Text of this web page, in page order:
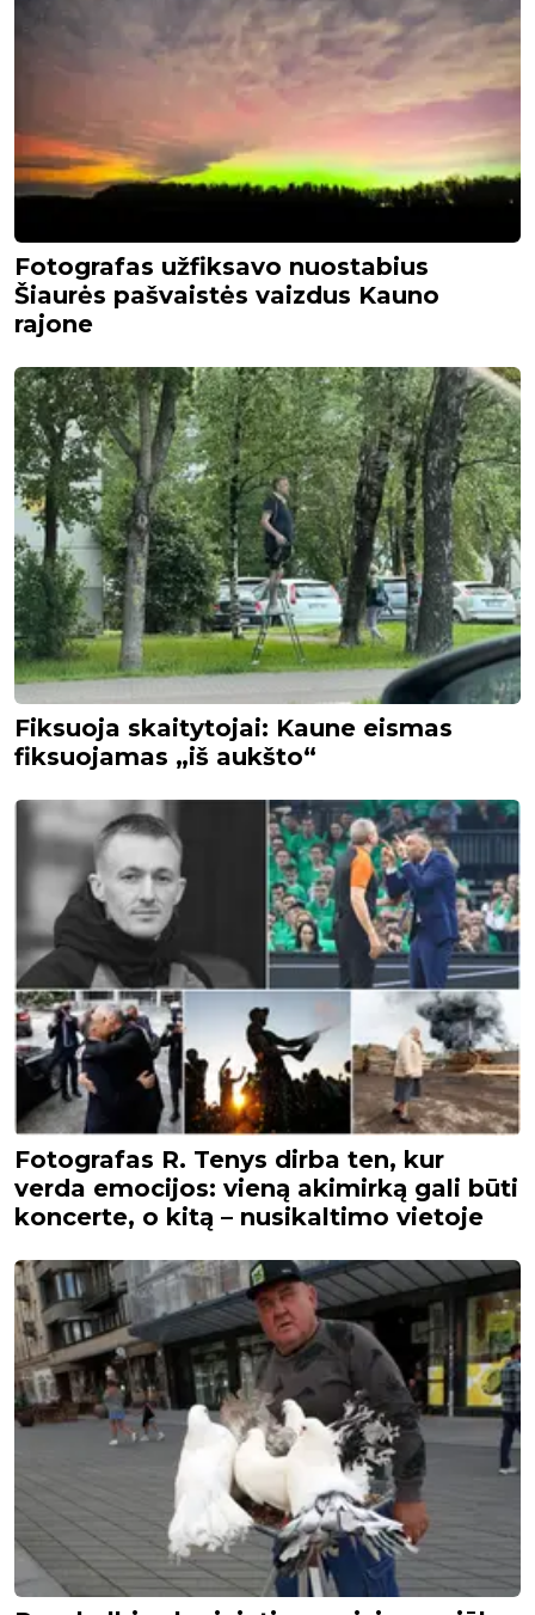
Fotografas užfiksavo nuostabius
Šiaurės pašvaistės vaizdus Kauno
rajone
Fiksuoja skaitytojai: Kaune eismas
fiksuojamas „iš aukšto“
Fotografas R. Tenys dirba ten, kur
verda emocijos: vieną akimirką gali būti
koncerte, o kitą – nusikaltimo vietoje